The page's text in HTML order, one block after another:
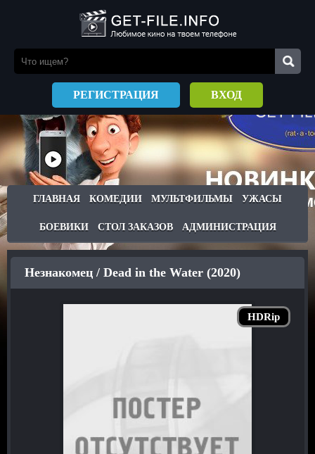
РЕГИСТРАЦИЯ ВХОД
ГЛАВНАЯ КОМЕДИИ МУЛЬТФИЛЬМЫ УЖАСЫ
БОЕВИКИ СТОЛ ЗАКАЗОВ АДМИНИСТРАЦИЯ
HDRip
Незнакомец / Dead in the Water (2020)